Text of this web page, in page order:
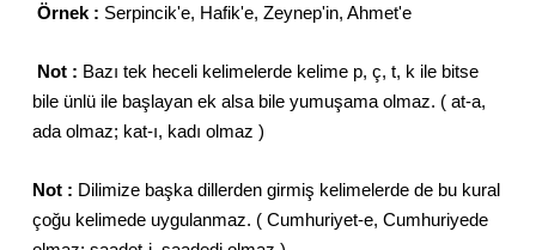
Örnek : Serpincik'e, Hafik'e, Zeynep'in, Ahmet'e
Not : Bazı tek heceli kelimelerde kelime p, ç, t, k ile bitse
bile ünlü ile başlayan ek alsa bile yumuşama olmaz. ( at-a,
ada olmaz; kat-ı, kadı olmaz )
Not : Dilimize başka dillerden girmiş kelimelerde de bu kural
çoğu kelimede uygulanmaz. ( Cumhuriyet-e, Cumhuriyede